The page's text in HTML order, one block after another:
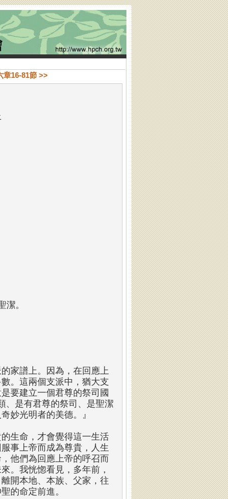
章16-81節 >>
。
家譜上。因為，在回應上
。這兩個支派中，猶大支
要建立一個君尊的祭司國
、是有君尊的祭司、是聖潔
妙光明者的美德。』
生命，才會覺得這一生活
事上帝而成為尊貴，人生
他們為回應上帝的呼召而
。我恍惚看見，多年前，
開本地、本族、父家，往
的命定前進。